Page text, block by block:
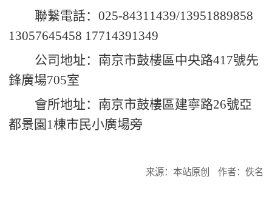
聯繫電話： 025-84311439/13951889858
13057645458 17714391349
公司地址：南京市鼓樓區中央路417號先
鋒廣場705室
會所地址：南京市鼓樓區建寧路26號亞
都景園 1棟市民小廣場旁
来源：本站原创 作者：佚名